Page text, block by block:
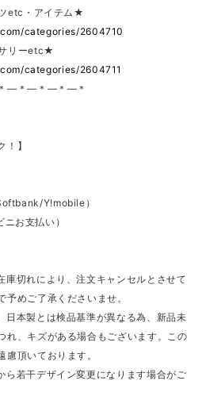
etc・アイテム★
categories/2604710
リーetc★
categories/2604711
—＊—＊—＊—＊
！】
Y!mobile）
お支払い）
切れにより、注文キャンセルとさせて
めご了承くださいませ。
本製とは検品基準が異なる為、新品未
れ、キズがある場合もございます。この
慮頂いております。
若干デザイン変更になります場合がご